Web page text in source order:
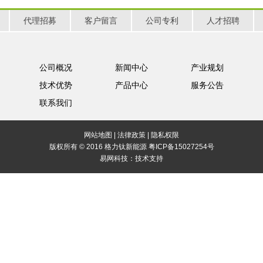
代理招募 客户留言 公司专利 人才招聘
公司概况 新闻中心
产业规划
技术优势
产品中心
服务公告
联系我们
网站地图 | 法律政策 | 隐私权限
版权所有 © 2016 格力钛新能源 粤ICP备15027254号
易网科技： 技术支持